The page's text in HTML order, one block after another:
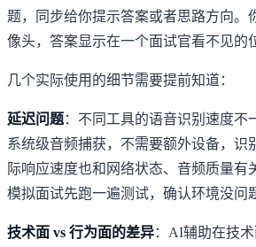
题，同步给你提示答案或者思路方向。
像头，答案显示在一个面试官看不见的
几个实际使用的细节需要提前知道：
延迟问题：不同工具的语音识别速度不
系统级音频捕获，不需要额外设备，识
际响应速度也和网络状态、音频质量有
模拟面试先跑一遍测试，确认环境没问
技术面 vs 行为面的差异：AI辅助在技